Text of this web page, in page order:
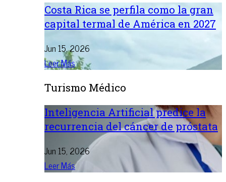
Costa Rica se perfila como la gran
capital termal de América en 2027
Jun 15, 2026
Leer Más
Turismo Médico
Inteligencia Artificial predice la
recurrencia del cáncer de próstata
Jun 15, 2026
Leer Más